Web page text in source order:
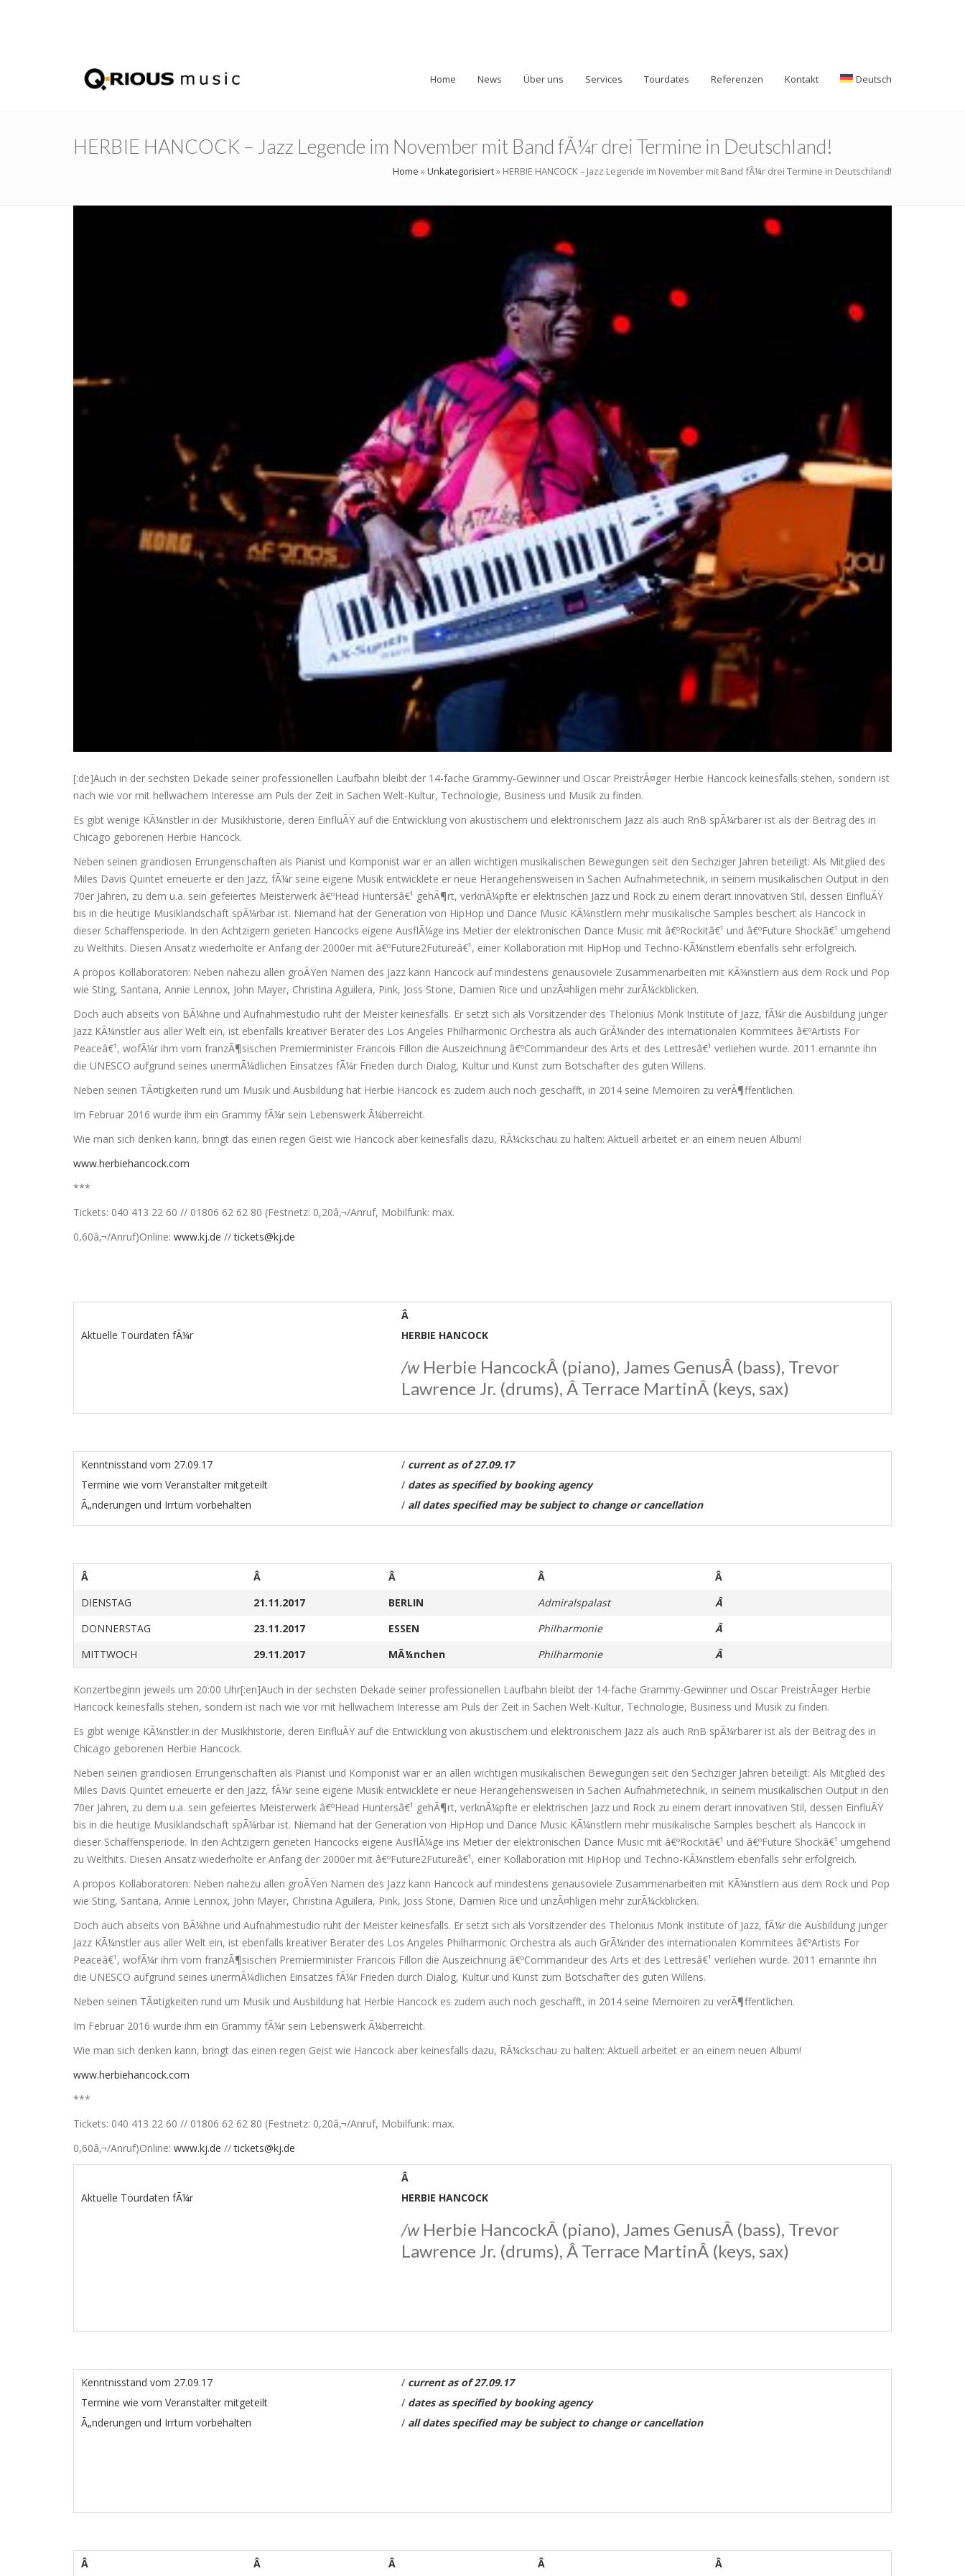
Home News Über uns Services Tourdates Referenzen Kontakt Deutsch
HERBIE HANCOCK – Jazz Legende im November mit Band fÃ¼r drei Termine in Deutschland!
Home »Unkategorisiert» HERBIE HANCOCK – Jazz Legende im November mit Band fÃ¼r drei Termine in Deutschland!
[:de]Auch in der sechsten Dekade seiner professionellen Laufbahn bleibt der 14-fache Grammy-Gewinner und Oscar PreistrÃ¤ger Herbie Hancock keinesfalls stehen, sondern ist
nach wie vor mit hellwachem Interesse am Puls der Zeit in Sachen Welt-Kultur, Technologie, Business und Musik zu finden.
Es gibt wenige KÃ¼nstler in der Musikhistorie, deren EinfluÃŸ auf die Entwicklung von akustischem und elektronischem Jazz als auch RnB spÃ¼rbarer ist als der Beitrag des in
Chicago geborenen Herbie Hancock.
Neben seinen grandiosen Errungenschaften als Pianist und Komponist war er an allen wichtigen musikalischen Bewegungen seit den Sechziger Jahren beteiligt: Als Mitglied des
Miles Davis Quintet erneuerte er den Jazz, fÃ¼r seine eigene Musik entwicklete er neue Herangehensweisen in Sachen Aufnahmetechnik, in seinem musikalischen Output in den
70er Jahren, zu dem u.a. sein gefeiertes Meisterwerk â€ºHead Huntersâ€¹ gehÃ¶rt, verknÃ¼pfte er elektrischen Jazz und Rock zu einem derart innovativen Stil, dessen EinfluÃŸ
bis in die heutige Musiklandschaft spÃ¼rbar ist. Niemand hat der Generation von HipHop und Dance Music KÃ¼nstlern mehr musikalische Samples beschert als Hancock in
dieser Schaffensperiode. In den Achtzigern gerieten Hancocks eigene AusflÃ¼ge ins Metier der elektronischen Dance Music mit â€ºRockitâ€¹ und â€ºFuture Shockâ€¹ umgehend
zu Welthits. Diesen Ansatz wiederholte er Anfang der 2000er mit â€ºFuture2Futureâ€¹, einer Kollaboration mit HipHop und Techno-KÃ¼nstlern ebenfalls sehr erfolgreich.
A propos Kollaboratoren: Neben nahezu allen groÃŸen Namen des Jazz kann Hancock auf mindestens genausoviele Zusammenarbeiten mit KÃ¼nstlern aus dem Rock und Pop
wie Sting, Santana, Annie Lennox, John Mayer, Christina Aguilera, Pink, Joss Stone, Damien Rice und unzÃ¤hligen mehr zurÃ¼ckblicken.
Doch auch abseits von BÃ¼hne und Aufnahmestudio ruht der Meister keinesfalls. Er setzt sich als Vorsitzender des Thelonius Monk Institute of Jazz, fÃ¼r die Ausbildung junger
Jazz KÃ¼nstler aus aller Welt ein, ist ebenfalls kreativer Berater des Los Angeles Philharmonic Orchestra als auch GrÃ¼nder des internationalen Kommitees â€ºArtists For
Peaceâ€¹, wofÃ¼r ihm vom franzÃ¶sischen Premierminister Francois Fillon die Auszeichnung â€ºCommandeur des Arts et des Lettresâ€¹ verliehen wurde. 2011 ernannte ihn
die UNESCO aufgrund seines unermÃ¼dlichen Einsatzes fÃ¼r Frieden durch Dialog, Kultur und Kunst zum Botschafter des guten Willens.
Neben seinen TÃ¤tigkeiten rund um Musik und Ausbildung hat Herbie Hancock es zudem auch noch geschafft, in 2014 seine Memoiren zu verÃ¶ffentlichen.
Im Februar 2016 wurde ihm ein Grammy fÃ¼r sein Lebenswerk Ã¼berreicht.
Wie man sich denken kann, bringt das einen regen Geist wie Hancock aber keinesfalls dazu, RÃ¼ckschau zu halten: Aktuell arbeitet er an einem neuen Album!
www.herbiehancock.com
***
Tickets: 040 413 22 60 // 01806 62 62 80 (Festnetz: 0,20â‚¬/Anruf, Mobilfunk: max.
0,60â‚¬/Anruf)Online: www.kj.de //tickets@kj.de
Aktuelle Tourdaten fÃ¼r
Â
HERBIE HANCOCK
/w Herbie HancockÂ (piano), James GenusÂ (bass), Trevor
Lawrence Jr. (drums), Â Terrace MartinÂ (keys, sax)
Kenntnisstand vom 27.09.17
Termine wie vom Veranstalter mitgeteilt
Ã„nderungen und Irrtum vorbehalten
/ current as of27.09.17
/ dates as specified by booking agency
/ all dates specified may be subject to change or cancellation
Â Â Â Â
Â
DIENSTAG
21.11.2017 BERLIN Admiralspalast
Â
DONNERSTAG
23.11.2017 ESSEN Philharmonie
Â
MITTWOCH
29.11.2017 MÃ¼nchen Philharmonie Â
Konzertbeginn jeweils um 20:00 Uhr[:en]Auch in der sechsten Dekade seiner professionellen Laufbahn bleibt der 14-fache Grammy-Gewinner und Oscar PreistrÃ¤ger Herbie
Hancock keinesfalls stehen, sondern ist nach wie vor mit hellwachem Interesse am Puls der Zeit in Sachen Welt-Kultur, Technologie, Business und Musik zu finden.
Es gibt wenige KÃ¼nstler in der Musikhistorie, deren EinfluÃŸ auf die Entwicklung von akustischem und elektronischem Jazz als auch RnB spÃ¼rbarer ist als der Beitrag des in
Chicago geborenen Herbie Hancock.
Neben seinen grandiosen Errungenschaften als Pianist und Komponist war er an allen wichtigen musikalischen Bewegungen seit den Sechziger Jahren beteiligt: Als Mitglied des
Miles Davis Quintet erneuerte er den Jazz, fÃ¼r seine eigene Musik entwicklete er neue Herangehensweisen in Sachen Aufnahmetechnik, in seinem musikalischen Output in den
70er Jahren, zu dem u.a. sein gefeiertes Meisterwerk â€ºHead Huntersâ€¹ gehÃ¶rt, verknÃ¼pfte er elektrischen Jazz und Rock zu einem derart innovativen Stil, dessen EinfluÃŸ
bis in die heutige Musiklandschaft spÃ¼rbar ist. Niemand hat der Generation von HipHop und Dance Music KÃ¼nstlern mehr musikalische Samples beschert als Hancock in
dieser Schaffensperiode. In den Achtzigern gerieten Hancocks eigene AusflÃ¼ge ins Metier der elektronischen Dance Music mit â€ºRockitâ€¹ und â€ºFuture Shockâ€¹ umgehend
zu Welthits. Diesen Ansatz wiederholte er Anfang der 2000er mit â€ºFuture2Futureâ€¹, einer Kollaboration mit HipHop und Techno-KÃ¼nstlern ebenfalls sehr erfolgreich.
A propos Kollaboratoren: Neben nahezu allen groÃŸen Namen des Jazz kann Hancock auf mindestens genausoviele Zusammenarbeiten mit KÃ¼nstlern aus dem Rock und Pop
wie Sting, Santana, Annie Lennox, John Mayer, Christina Aguilera, Pink, Joss Stone, Damien Rice und unzÃ¤hligen mehr zurÃ¼ckblicken.
Doch auch abseits von BÃ¼hne und Aufnahmestudio ruht der Meister keinesfalls. Er setzt sich als Vorsitzender des Thelonius Monk Institute of Jazz, fÃ¼r die Ausbildung junger
Jazz KÃ¼nstler aus aller Welt ein, ist ebenfalls kreativer Berater des Los Angeles Philharmonic Orchestra als auch GrÃ¼nder des internationalen Kommitees â€ºArtists For
Peaceâ€¹, wofÃ¼r ihm vom franzÃ¶sischen Premierminister Francois Fillon die Auszeichnung â€ºCommandeur des Arts et des Lettresâ€¹ verliehen wurde. 2011 ernannte ihn
die UNESCO aufgrund seines unermÃ¼dlichen Einsatzes fÃ¼r Frieden durch Dialog, Kultur und Kunst zum Botschafter des guten Willens.
Neben seinen TÃ¤tigkeiten rund um Musik und Ausbildung hat Herbie Hancock es zudem auch noch geschafft, in 2014 seine Memoiren zu verÃ¶ffentlichen.
Im Februar 2016 wurde ihm ein Grammy fÃ¼r sein Lebenswerk Ã¼berreicht.
Wie man sich denken kann, bringt das einen regen Geist wie Hancock aber keinesfalls dazu, RÃ¼ckschau zu halten: Aktuell arbeitet er an einem neuen Album!
www.herbiehancock.com
***
Tickets: 040 413 22 60 // 01806 62 62 80 (Festnetz: 0,20â‚¬/Anruf, Mobilfunk: max.
0,60â‚¬/Anruf)Online: www.kj.de //tickets@kj.de
Aktuelle Tourdaten fÃ¼r
Â
HERBIE HANCOCK
/w Herbie HancockÂ (piano), James GenusÂ (bass), Trevor
Lawrence Jr. (drums), Â Terrace MartinÂ (keys, sax)
Kenntnisstand vom 27.09.17
Termine wie vom Veranstalter mitgeteilt
Ã„nderungen und Irrtum vorbehalten
/ current as of27.09.17
/ dates as specified by booking agency
/ all dates specified may be subject to change or cancellation
Â Â Â Â Â